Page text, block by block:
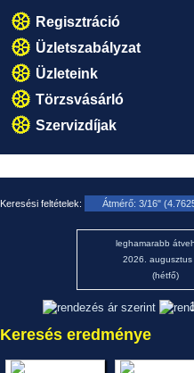
Regisztráció
Üzletszabályzat
Üzleteink
Törzsvásárló
Szervizdíjak
Keresési feltételek: Átmérő: 3/16"
leghamarabb
2026. augusztus
(hétfő)
Keresés eredménye